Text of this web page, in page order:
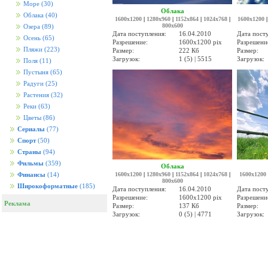
Море (30)
Облака (40)
Озера (89)
Осень (65)
Пляжи (223)
Поля (11)
Пустыня (65)
Радуги (25)
Растения (32)
Реки (63)
Цветы (86)
Сериалы (77)
Спорт (50)
Страны (94)
Фильмы (359)
Финансы (14)
Широкоформатные (185)
Реклама
Облака
1600x1200| 1280x960| 1152x864| 1024x768|
800x600
Дата поступления:
16.04.2010
Разрешение:
1600x1200 pix
Размер:
222 Кб
Загрузок:
1 (5) | 5515
1600x1200
Дата
Размер:
Загрузок:
Облака
1600x1200| 1280x960| 1152x864| 1024x768|
800x600
Дата поступления:
16.04.2010
Разрешение:
1600x1200 pix
Размер:
137 Кб
Загрузок:
0 (5) | 4771
1600x1200
Дата
Размер:
Загрузок: